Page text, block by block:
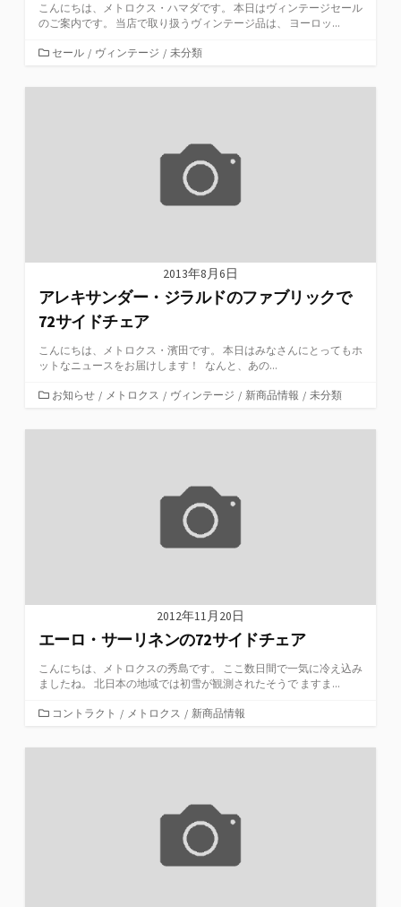
こんにちは、メトロクス・ハマダです。 本日はヴィンテージセール
のご案内です。 当店で取り扱うヴィンテージ品は、 ヨーロッ...
カ
ゴ
セール / ヴィンテージ / 未分類
2013年8月6日
アレキサンダー・ジラルドのファブリックで
72サイドチェア
こんにちは、メトロクス・濱田です。 本日はみなさんにとってもホ
ットなニュースをお届けします！ なんと、あの...
カ
ゴ
お知らせ / メトロクス / ヴィンテージ / 新商品情報 / 未分類
2012年11月20日
エーロ・サーリネンの72サイドチェア
こんにちは、メトロクスの秀島です。 ここ数日間で一気に冷え込み
ましたね。 北日本の地域では初雪が観測されたそうで ますま...
カ
ゴ
コントラクト / メトロクス / 新商品情報